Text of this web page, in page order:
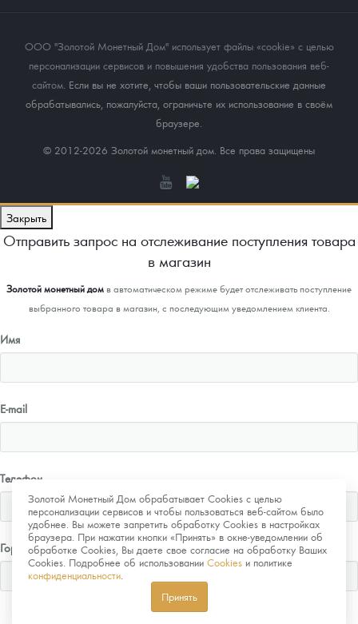
ООО "Золотой Монетный Дом" использует файлы «cookie» с целью
персонализации сервисов и повышения удобства пользования веб-
сайтом. Если вы не хотите, чтобы ваши пользовательские данные
обрабатывались, пожалуйста, ограничьте их использование в своём
браузере.
© 2012-2026 Золотой монетный дом. Все права защищены
Золотой Монетный Дом обрабатывает Cookies с целью
персонализации сервисов и чтобы пользоваться веб-сайтом было
удобнее. Вы можете запретить обработку Cookies в настройках
браузера. При нажатии кнопки «Принять» в окне-уведомлении об
обработке Cookies, Вы даете свое согласие на обработку Ваших
Cookies. Подробнее об использовании Cookies и политике
конфиденциальности
Принять
Закрыть
Отправить запрос на отслеживание поступления товара
в магазин
Золотой монетный домв автоматическом режиме будет отслеживать поступление
выбранного товара в магазин, с последующим уведомлением клиента.
Имя
E-mail
Телефон
Город